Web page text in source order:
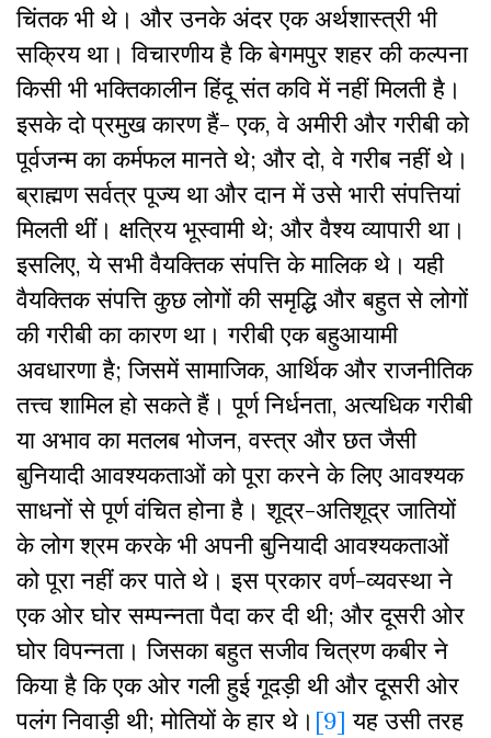
चिंतक भी थे। और उनके अंदर एक अर्थशास्त्री भी
सक्रिय था। विचारणीय है कि बेगमपुर शहर की कल्पना
किसी भी भक्तिकालीन हिंदू संत कवि में नहीं मिलती है।
इसके दो प्रमुख कारण हैं- एक, वे अमीरी और गरीबी को
पूर्वजन्म का कर्मफल मानते थे; और दो, वे गरीब नहीं थे।
ब्राह्मण सर्वत्र पूज्य था और दान में उसे भारी संपत्तियां
मिलती थीं। क्षत्रिय भूस्वामी थे; और वैश्य व्यापारी था।
इसलिए, ये सभी वैयक्तिक संपत्ति के मालिक थे। यही
वैयक्तिक संपत्ति कुछ लोगों की समृद्धि और बहुत से लोगों
की गरीबी का कारण था। गरीबी एक बहुआयामी
अवधारणा है; जिसमें सामाजिक, आर्थिक और राजनीतिक
तत्त्व शामिल हो सकते हैं। पूर्ण निर्धनता, अत्यधिक गरीबी
या अभाव का मतलब भोजन, वस्त्र और छत जैसी
बुनियादी आवश्यकताओं को पूरा करने के लिए आवश्यक
साधनों से पूर्ण वंचित होना है। शूद्र-अतिशूद्र जातियों
के लोग श्रम करके भी अपनी बुनियादी आवश्यकताओं
को पूरा नहीं कर पाते थे। इस प्रकार वर्ण-व्यवस्था ने
एक ओर घोर सम्पन्नता पैदा कर दी थी; और दूसरी ओर
घोर विपन्नता। जिसका बहुत सजीव चित्रण कबीर ने
किया है कि एक ओर गली हुई गूदड़ी थी और दूसरी ओर
पलंग निवाड़ी थी; मोतियों के हार थे। [9] यह उसी तरह